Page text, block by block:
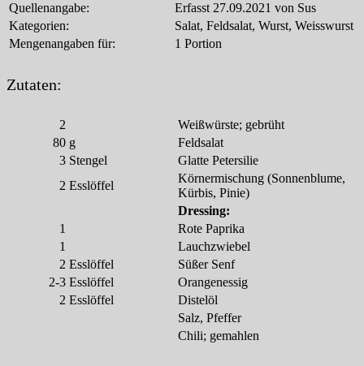
Quellenangabe:
Erfasst 27.09.2021 von Sus
Kategorien:
Salat, Feldsalat, Wurst, Weisswurst
Mengenangaben für:
1 Portion
Zutaten:
2
Weißwürste; gebrüht
80 g
Feldsalat
3 Stengel
Glatte Petersilie
2 Esslöffel
Körnermischung (Sonnenblume,
Kürbis, Pinie)
Dressing:
1
Rote Paprika
1
Lauchzwiebel
2 Esslöffel
Süßer Senf
2-3 Esslöffel
Orangenessig
2 Esslöffel
Distelöl
Salz, Pfeffer
Chili; gemahlen